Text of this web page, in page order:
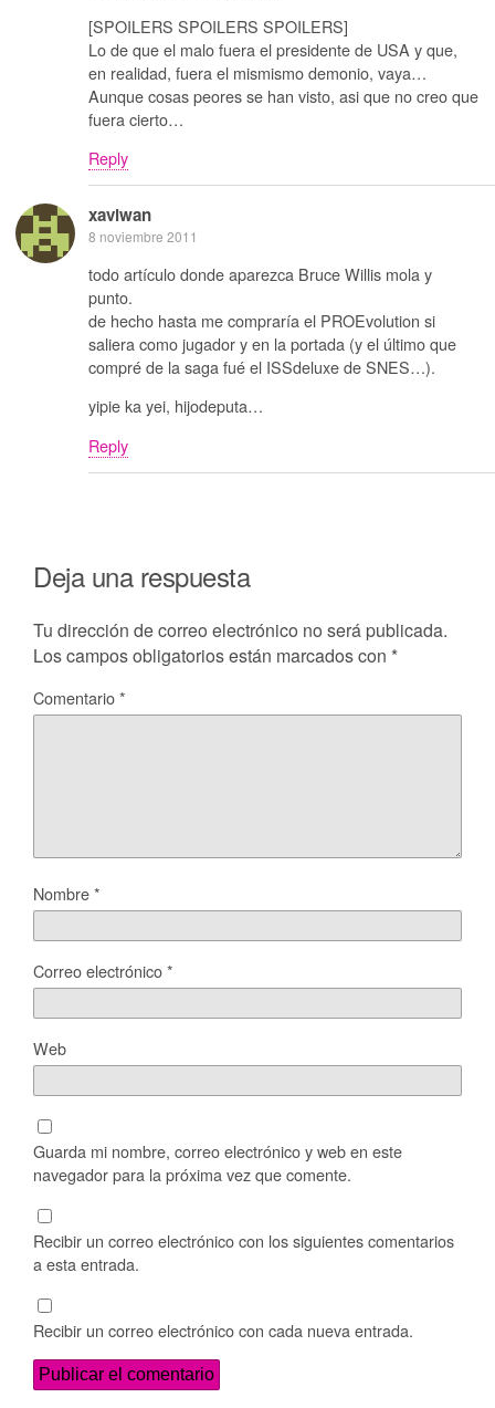
[SPOILERS SPOILERS SPOILERS]
Lo de que el malo fuera el presidente de USA y que,
en realidad, fuera el mismismo demonio, vaya…
Aunque cosas peores se han visto, asi que no creo que
fuera cierto…
Reply
xaviwan
8 noviembre 2011
todo artículo donde aparezca Bruce Willis mola y
punto.
de hecho hasta me compraría el PROEvolution si
saliera como jugador y en la portada (y el último que
compré de la saga fué el ISSdeluxe de SNES…).
yipie ka yei, hijodeputa…
Reply
Deja una respuesta
Tu dirección de correo electrónico no será publicada.
Los campos obligatorios están marcados con *
Comentario*
Nombre*
Correo electrónico*
Web
Guarda mi nombre, correo electrónico y web en este
navegador para la próxima vez que comente.
Recibir un correo electrónico con los siguientes comentarios
a esta entrada.
Recibir un correo electrónico con cada nueva entrada.